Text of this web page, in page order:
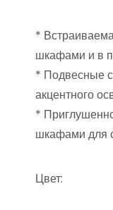
*
шкафами и в
* Подвесные
акцентного
*
шкафами для
Цвет: